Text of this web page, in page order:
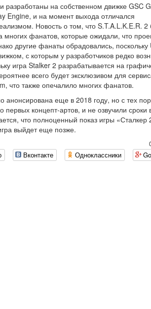
на собственном движке GSC
Engine, и на момент выхода отличался
Новость о том, что S.T.A.L.K.E.R. 2
многих фанатов, которые ожидали, что
другие фанаты обрадовались, поскольку
с которым у разработчиков редко
игра Stalker 2 разрабатывается на
всего будет эксклюзивом для
что также опечалило многих фанатов.
анонсирована еще в 2018 году, но с тех пор
первых концепт-артов, и не озвучили сроки
что полноценный показ игры «Сталкер
выйдет еще позже.
Вконтакте Одноклассники